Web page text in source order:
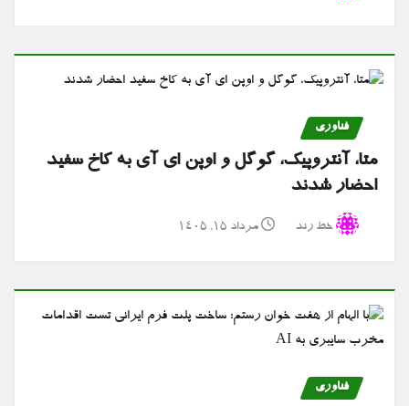
فناوری
متا، آنتروپیک، گوگل و اوپن ای آی به کاخ سفید
احضار شدند
خط رند مرداد ۱۵, ۱۴۰۵
فناوری